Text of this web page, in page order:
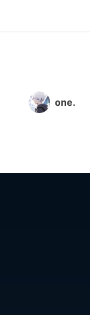
one.